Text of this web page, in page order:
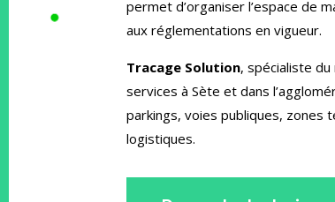
permet d’organiser l’espace de
aux réglementations en vigueur.
Tracage Solution, spécialiste
services à Sète et dans
parkings, voies publiques, zones
logistiques.